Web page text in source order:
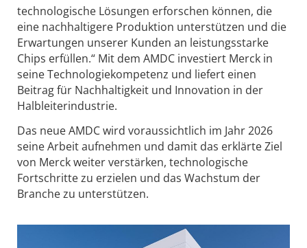
technologische Lösungen erforschen können, die
eine nachhaltigere Produktion unterstützen und die
Erwartungen unserer Kunden an leistungsstarke
Chips erfüllen.“ Mit dem AMDC investiert Merck in
seine Technologiekompetenz und liefert einen
Beitrag für Nachhaltigkeit und Innovation in der
Halbleiterindustrie.
Das neue AMDC wird voraussichtlich im Jahr 2026
seine Arbeit aufnehmen und damit das erklärte Ziel
von Merck weiter verstärken, technologische
Fortschritte zu erzielen und das Wachstum der
Branche zu unterstützen.